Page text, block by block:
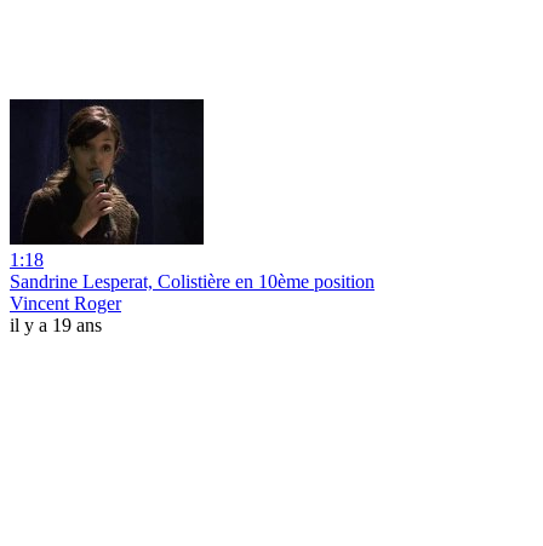
1:18
Sandrine Lesperat, Colistière en 10ème position
Vincent Roger
il y a 19 ans